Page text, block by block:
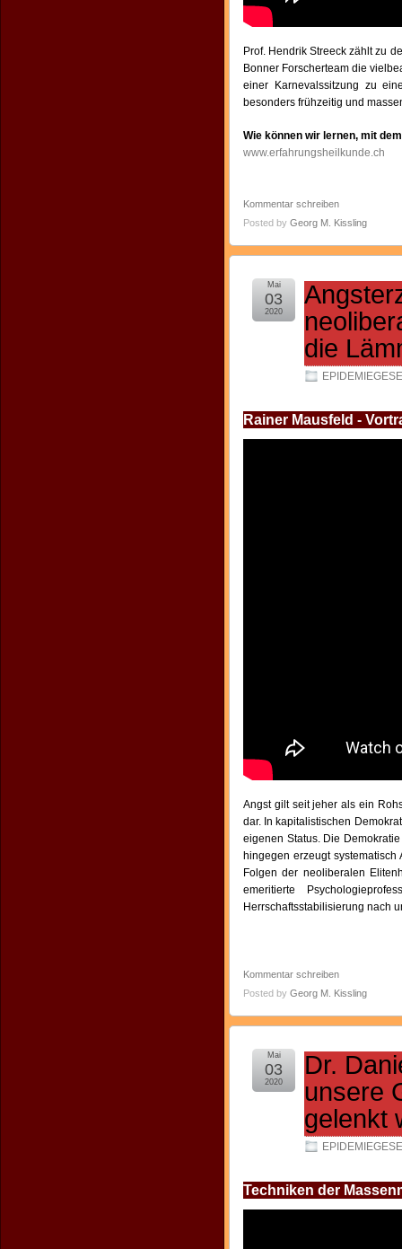
Prof. Hendrik Streeck zählt zu
Bonner Forscherteam die
einer Karnevalssitzung zu
besonders frühzeitig und
Wie können wir lernen, mit
www.erfahrungsheilkunde.ch
Kommentar schreiben
Posted by Georg M. Kissling
die
Mai
03
2020
Rainer Mausfeld -
Angst gilt seit jeher als ein
dar. In kapitalistischen
eigenen Status. Die
hingegen erzeugt
Folgen der neoliberalen
emeritierte
Herrschaftsstabilisierung nach
Kommentar schreiben
Posted by Georg M. Kissling
Dr.
unsere
gelenkt
Mai
03
2020
Techniken der